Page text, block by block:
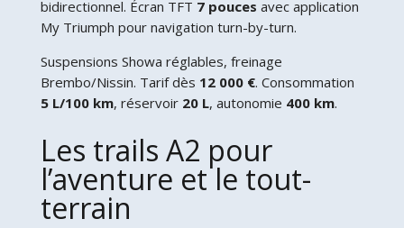
bidirectionnel. Écran TFT 7 pouces avec application
My Triumph pour navigation turn-by-turn.
Suspensions Showa réglables, freinage
Brembo/Nissin. Tarif dès 12 000 €. Consommation
5 L/100 km, réservoir 20 L, autonomie 400 km.
Les trails A2 pour
l’aventure et le tout-
terrain